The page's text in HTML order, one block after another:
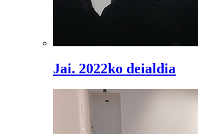
Jai. 2022ko deialdia